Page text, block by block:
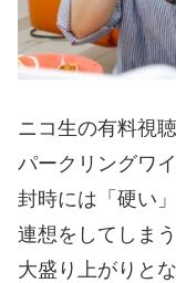
ニコ生の有料視
パークリングワ
封時には「硬い
連想をしてしま
大盛り上がりとな